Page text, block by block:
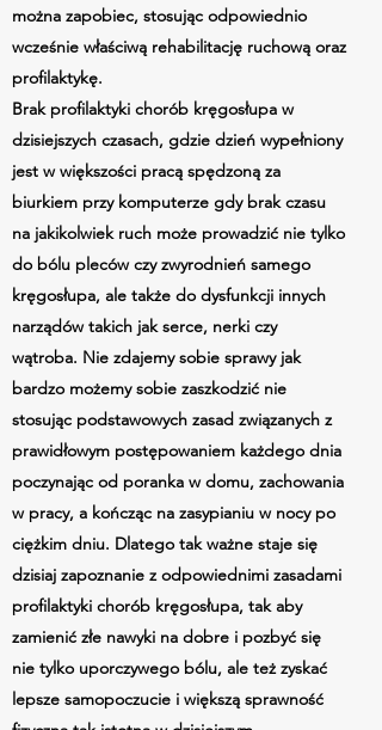
można zapobiec, stosując odpowiednio
wcześnie właściwą rehabilitację ruchową oraz
profilaktykę.
Brak profilaktyki chorób kręgosłupa w
dzisiejszych czasach, gdzie dzień wypełniony
jest w większości pracą spędzoną za
biurkiem przy komputerze gdy brak czasu
na jakikolwiek ruch może prowadzić nie tylko
do bólu pleców czy zwyrodnień samego
kręgosłupa, ale także do dysfunkcji innych
narządów takich jak serce, nerki czy
wątroba. Nie zdajemy sobie sprawy jak
bardzo możemy sobie zaszkodzić nie
stosując podstawowych zasad związanych z
prawidłowym postępowaniem każdego dnia
poczynając od poranka w domu, zachowania
w pracy, a kończąc na zasypianiu w nocy po
ciężkim dniu. Dlatego tak ważne staje się
dzisiaj zapoznanie z odpowiednimi zasadami
profilaktyki chorób kręgosłupa, tak aby
zamienić złe nawyki na dobre i pozbyć się
nie tylko uporczywego bólu, ale też zyskać
lepsze samopoczucie i większą sprawność